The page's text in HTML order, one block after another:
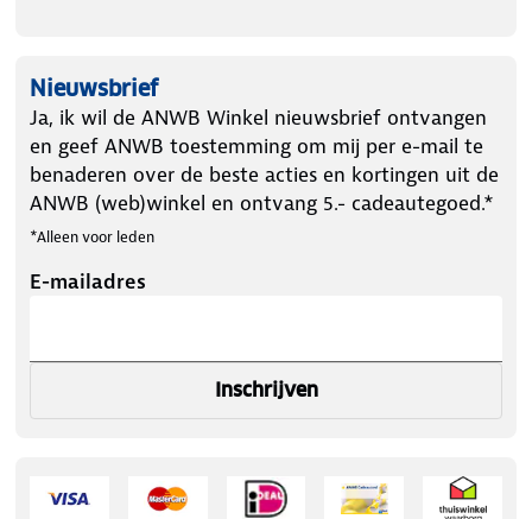
Nieuwsbrief
Ja, ik wil de ANWB Winkel nieuwsbrief ontvangen
en geef ANWB toestemming om mij per e-mail te
benaderen over de beste acties en kortingen uit de
ANWB (web)winkel en ontvang 5.- cadeautegoed.*
*Alleen voor leden
E-mailadres
Inschrijven